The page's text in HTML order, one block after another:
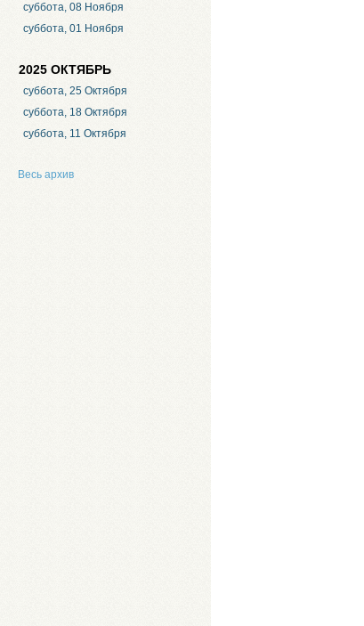
суббота, 08 Ноября
суббота, 01 Ноября
2025 ОКТЯБРЬ
суббота, 25 Октября
суббота, 18 Октября
суббота, 11 Октября
Весь архив